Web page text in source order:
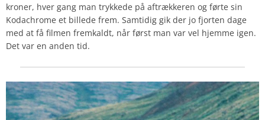
kroner, hver gang man trykkede på aftrækkeren og førte sin
Kodachrome et billede frem. Samtidig gik der jo fjorten dage
med at få filmen fremkaldt, når først man var vel hjemme igen.
Det var en anden tid.